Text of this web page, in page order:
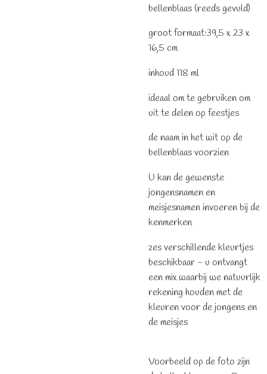
bellenblaas (reeds gevuld)
groot formaat:39,5 x 23 x
16,5 cm
inhoud 118 ml
ideaal om te gebruiken om
uit te delen op feestjes
de naam in het wit op de
bellenblaas voorzien
U kan de gewenste
jongensnamen en
meisjesnamen invoeren bij de
kenmerken
zes verschillende kleurtjes
beschikbaar - u ontvangt
een mix waarbij we natuurlijk
rekening houden met de
kleuren voor de jongens en
de meisjes
Voorbeeld op de foto zijn